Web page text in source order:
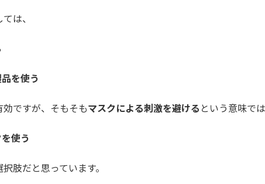
は、
を使う
効ですが、そもそもマスクによる刺激を避ける という意味では
使う
肢だと思っています。